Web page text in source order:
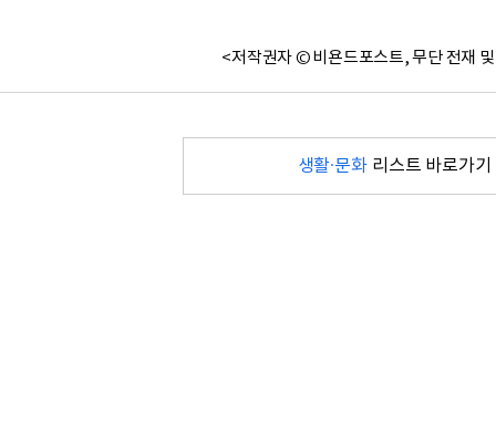
<저작권자 © 비욘드포스트, 무단 전재
생활·문화 리스트 바로가기